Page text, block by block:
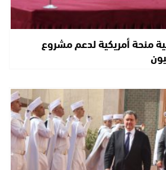
منحة أمريكية لدعم مشروع